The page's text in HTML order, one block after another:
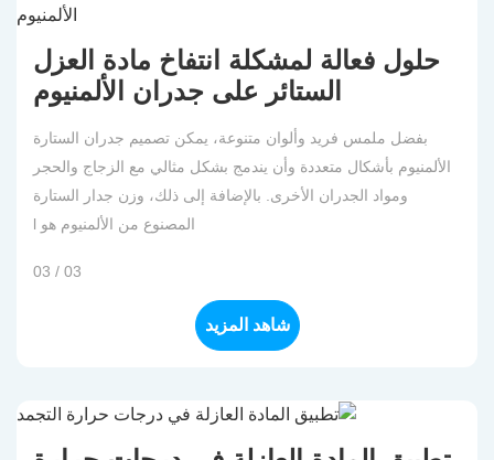
حلول فعالة لمشكلة انتفاخ مادة العزل
الستائر على جدران الألمنيوم
بفضل ملمس فريد وألوان متنوعة، يمكن تصميم جدران الستارة
الألمنيوم بأشكال متعددة وأن يندمج بشكل مثالي مع الزجاج والحجر
ومواد الجدران الأخرى. بالإضافة إلى ذلك، وزن جدار الستارة
المصنوع من الألمنيوم هو l
03 / 03
شاهد المزيد